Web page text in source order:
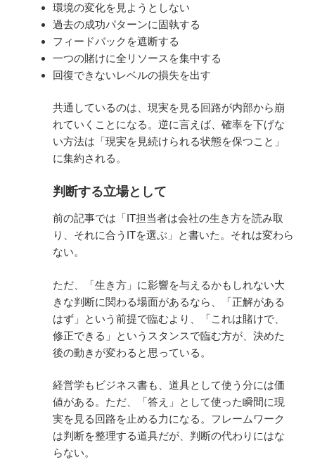
環境の変化を見ようとしない
過去の成功パターンに固執する
フィードバックを遮断する
一つの賭けに全リソースを集中する
回復できないレベルの損失を出す
共通しているのは、現実を見る回路が内部から崩
れていくことになる。逆に言えば、確率を下げな
い方法は「現実を見続けられる状態を保つこと」
に集約される。
判断する立場として
前の記事では「IT担当者は会社の生き方を読み取
り、それに合うITを選ぶ」と書いた。それは変わら
ない。
ただ、「生き方」に影響を与えるかもしれない大
きな判断に関わる場面があるなら、「正解がある
はず」という前提で臨むより、「これは賭けで、
修正できる」というスタンスで臨む方が、決めた
後の動きが変わると思っている。
経営学もビジネス書も、道具として使う分には価
値がある。ただ、「答え」として使った瞬間に現
実を見る回路を止める力になる。フレームワーク
は判断を整理する道具だが、判断の代わりにはな
らない。